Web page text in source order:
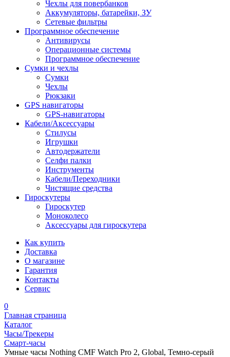
Чехлы для повербанков
Аккумуляторы, батарейки, ЗУ
Сетевые фильтры
Программное обеспечение
Антивирусы
Операционные системы
Программное обеспечение
Сумки и чехлы
Сумки
Чехлы
Рюкзаки
GPS навигаторы
GPS-навигаторы
Кабели/Аксессуары
Стилусы
Игрушки
Автодержатели
Селфи палки
Инструменты
Кабели/Переходники
Чистящие средства
Гироскутеры
Гироскутер
Моноколесо
Аксессуары для гироскутера
Как купить
Доставка
О магазине
Гарантия
Контакты
Сервис
0
Главная страница
Каталог
Часы/Трекеры
Смарт-часы
Умные часы Nothing CMF Watch Pro 2, Global, Темно-серый